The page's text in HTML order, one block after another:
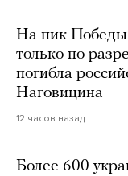
На пик Победы
только по
погибла
Наговицина
12 часов назад
Более 600